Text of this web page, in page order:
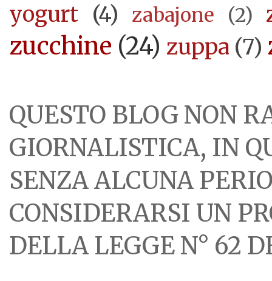
yogurt (4) zabajone (2)
zucchine (24) zuppa (7)
QUESTO BLOG NON
GIORNALISTICA, IN
SENZA ALCUNA
CONSIDERARSI UN
DELLA LEGGE N° 62